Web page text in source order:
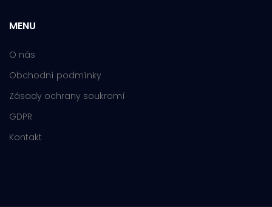
MENU
O nás
Obchodní podmínky
Zásady ochrany soukromí
GDPR
Kontakt